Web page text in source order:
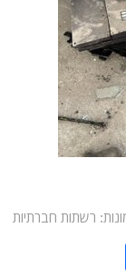
רשתות חברתיות